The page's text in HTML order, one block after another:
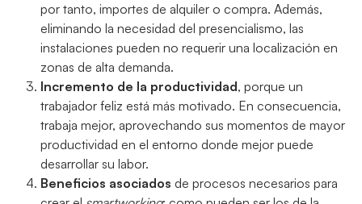
por tanto, importes de alquiler o compra. Además,
eliminando la necesidad del presencialismo, las
instalaciones pueden no requerir una localización en
zonas de alta demanda.
Incremento de la productividad, porque un
trabajador feliz está más motivado. En consecuencia,
trabaja mejor, aprovechando sus momentos de mayor
productividad en el entorno donde mejor puede
desarrollar su labor.
Beneficios asociados de procesos necesarios para